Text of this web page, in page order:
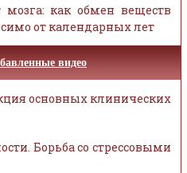
мозга: как обмен веществ
от календарных лет
видео
основных клинических
Борьба со стрессовыми